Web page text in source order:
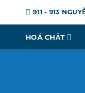
911 - 913
HOÁ CHẤT